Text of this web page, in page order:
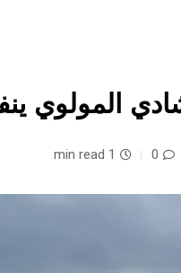
المولوي
0
1 min read